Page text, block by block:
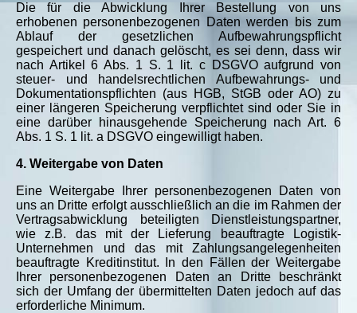
Die für die Abwicklung Ihrer Bestellung von uns
erhobenen personenbezogenen Daten werden bis zum
Ablauf der gesetzlichen Aufbewahrungspflicht
gespeichert und danach gelöscht, es sei denn, dass wir
nach Artikel 6 Abs. 1 S. 1 lit. c DSGVO aufgrund von
steuer- und handelsrechtlichen Aufbewahrungs- und
Dokumentationspflichten (aus HGB, StGB oder AO) zu
einer längeren Speicherung verpflichtet sind oder Sie in
eine darüber hinausgehende Speicherung nach Art. 6
Abs. 1 S. 1 lit. a DSGVO eingewilligt haben.
4. Weitergabe von Daten
Eine Weitergabe Ihrer personenbezogenen Daten von
uns an Dritte erfolgt ausschließlich an die im Rahmen der
Vertragsabwicklung beteiligten Dienstleistungspartner,
wie z.B. das mit der Lieferung beauftragte Logistik-
Unternehmen und das mit Zahlungsangelegenheiten
beauftragte Kreditinstitut. In den Fällen der Weitergabe
Ihrer personenbezogenen Daten an Dritte beschränkt
sich der Umfang der übermittelten Daten jedoch auf das
erforderliche Minimum.